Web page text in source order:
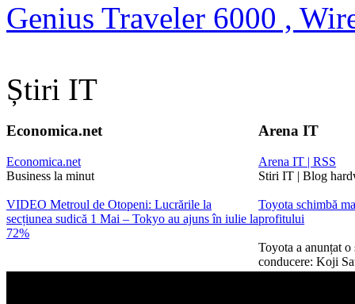
Genius Traveler 6000 ,
Știri IT
Economica.net
Economica.net
Business la minut
VIDEO Metroul de Otopeni: Lucrările la
secțiunea sudică 1 Mai – Tokyo au ajuns în iulie la
72%
Arena IT
Arena IT | RSS
Stiri IT | Blog
Toyota schimbă
profitului
Toyota a anunțat
conducere: Koji
după doar trei ani